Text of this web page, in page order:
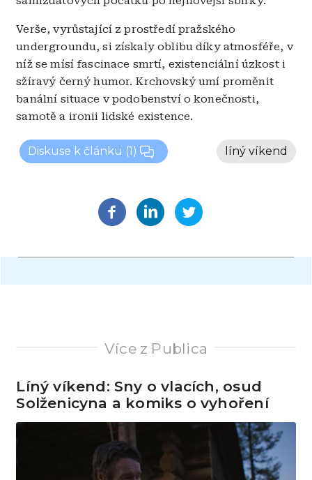
Verše, vyrůstající z prostředí pražského
undergroundu, si získaly oblibu díky atmosféře, v
níž se mísí fascinace smrtí, existenciální úzkost i
sžíravý černý humor. Krchovský umí proměnit
banální situace v podobenství o konečnosti,
samotě a ironii lidské existence.
Diskuse k článku (1) líný víkend
Více z Publica
Líný víkend: Sny o vlacích, osud
Solženicyna a komiks o vyhoření